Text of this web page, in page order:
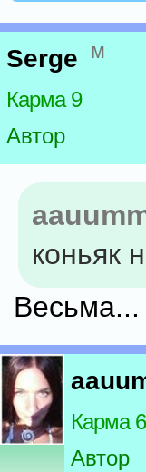
Serge м
Карма 9
Автор
коньяк
Весьма...
Карма
Автор